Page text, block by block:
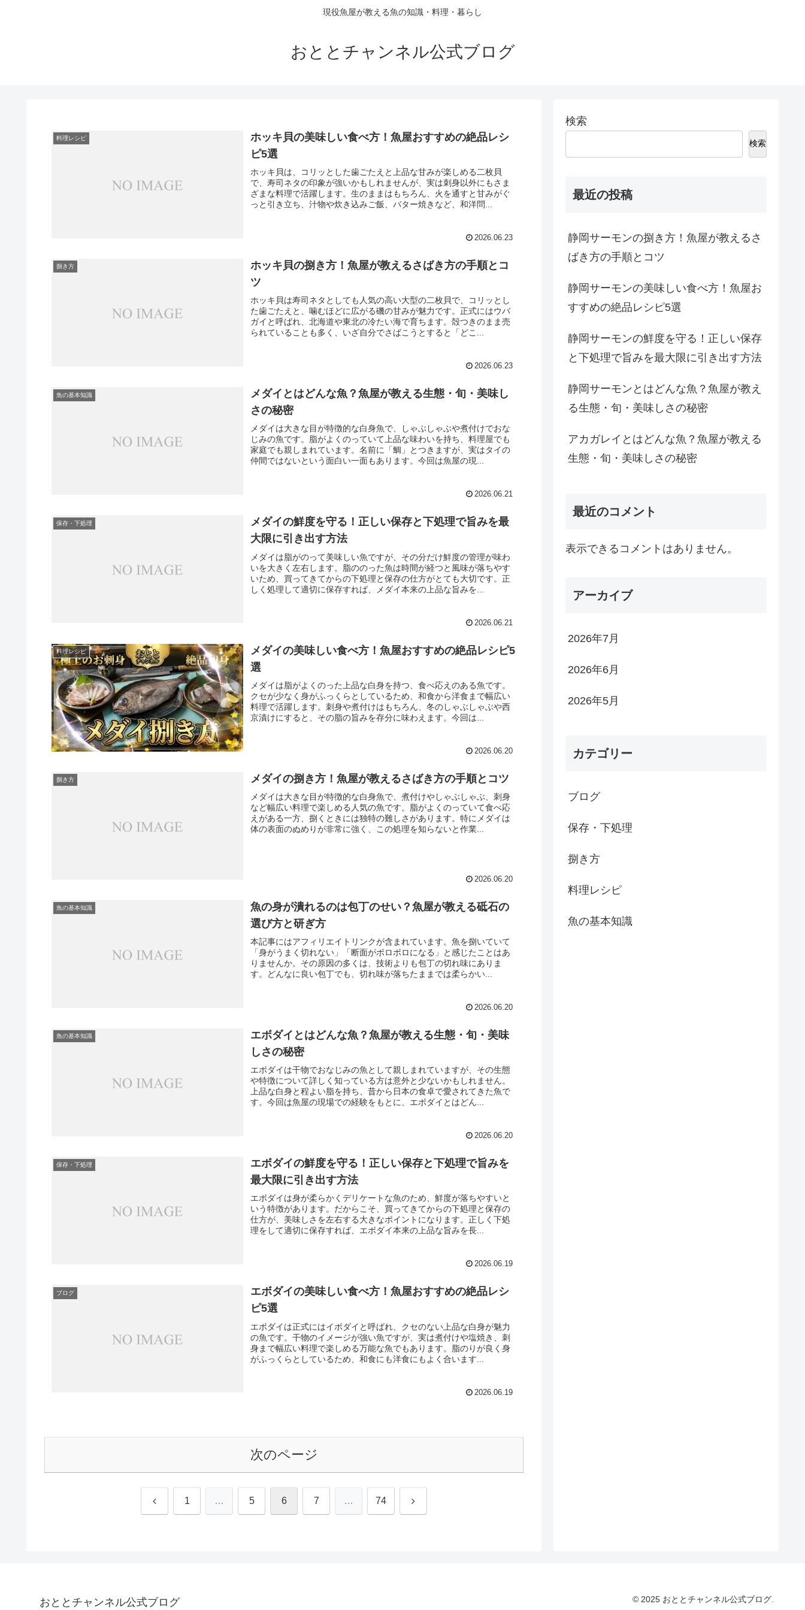
現役魚屋が教える魚の知識・料理・暮らし
おととチャンネル公式ブログ
料理レシピ
ホッキ貝の美味しい食べ方！魚屋おすすめの絶品レシ
ピ5選
ホッキ貝は、コリッとした歯ごたえと上品な甘みが楽しめる二枚貝
で、寿司ネタの印象が強いかもしれませんが、実は刺身以外にもさま
ざまな料理で活躍します。生のままはもちろん、火を通すと甘みがぐ
っと引き立ち、汁物や炊き込みご飯、バター焼きなど、和洋問...
2026.06.23
捌き方
ホッキ貝の捌き方！魚屋が教えるさばき方の手順とコ
ツ
ホッキ貝は寿司ネタとしても人気の高い大型の二枚貝で、コリッとし
た歯ごたえと、噛むほどに広がる磯の甘みが魅力です。正式にはウバ
ガイと呼ばれ、北海道や東北の冷たい海で育ちます。殻つきのまま売
られていることも多く、いざ自分でさばこうとすると「どこ...
2026.06.23
魚の基本知識
メダイとはどんな魚？魚屋が教える生態・旬・美味し
さの秘密
メダイは大きな目が特徴的な白身魚で、しゃぶしゃぶや煮付けでおな
じみの魚です。脂がよくのっていて上品な味わいを持ち、料理屋でも
家庭でも親しまれています。名前に「鯛」とつきますが、実はタイの
仲間ではないという面白い一面もあります。今回は魚屋の現...
2026.06.21
保存・下処理
メダイの鮮度を守る！正しい保存と下処理で旨みを最
大限に引き出す方法
メダイは脂がのって美味しい魚ですが、その分だけ鮮度の管理が味わ
いを大きく左右します。脂ののった魚は時間が経つと風味が落ちやす
いため、買ってきてからの下処理と保存の仕方がとても大切です。正
しく処理して適切に保存すれば、メダイ本来の上品な旨みを...
2026.06.21
料理レシピ
メダイの美味しい食べ方！魚屋おすすめの絶品レシピ5
選
メダイは脂がよくのった上品な白身を持つ、食べ応えのある魚です。
クセが少なく身がふっくらとしているため、和食から洋食まで幅広い
料理で活躍します。刺身や煮付けはもちろん、冬のしゃぶしゃぶや西
京漬けにすると、その脂の旨みを存分に味わえます。今回は...
2026.06.20
捌き方 メダイの捌き方！魚屋が教えるさばき方の手順とコツ
メダイは大きな目が特徴的な白身魚で、煮付けやしゃぶしゃぶ、刺身
など幅広い料理で楽しめる人気の魚です。脂がよくのっていて食べ応
えがある一方、捌くときには独特の難しさがあります。特にメダイは
体の表面のぬめりが非常に強く、この処理を知らないと作業...
2026.06.20
魚の基本知識
魚の身が潰れるのは包丁のせい？魚屋が教える砥石の
選び方と研ぎ方
本記事にはアフィリエイトリンクが含まれています。魚を捌いていて
「身がうまく切れない」「断面がボロボロになる」と感じたことはあ
りませんか。その原因の多くは、技術よりも包丁の切れ味にありま
す。どんなに良い包丁でも、切れ味が落ちたままでは柔らかい...
2026.06.20
魚の基本知識
エボダイとはどんな魚？魚屋が教える生態・旬・美味
しさの秘密
エボダイは干物でおなじみの魚として親しまれていますが、その生態
や特徴について詳しく知っている方は意外と少ないかもしれません。
上品な白身と程よい脂を持ち、昔から日本の食卓で愛されてきた魚で
す。今回は魚屋の現場での経験をもとに、エボダイとはどん...
2026.06.20
保存・下処理
エボダイの鮮度を守る！正しい保存と下処理で旨みを
最大限に引き出す方法
エボダイは身が柔らかくデリケートな魚のため、鮮度が落ちやすいと
いう特徴があります。だからこそ、買ってきてからの下処理と保存の
仕方が、美味しさを左右する大きなポイントになります。正しく下処
理をして適切に保存すれば、エボダイ本来の上品な旨みを長...
2026.06.19
ブログ
エボダイの美味しい食べ方！魚屋おすすめの絶品レシ
ピ5選
エボダイは正式にはイボダイと呼ばれ、クセのない上品な白身が魅力
の魚です。干物のイメージが強い魚ですが、実は煮付けや塩焼き、刺
身まで幅広い料理で楽しめる万能な魚でもあります。脂のりが良く身
がふっくらとしているため、和食にも洋食にもよく合います...
2026.06.19
次のページ
前 1 … 5 6 7 … 74 次
検索
検索
最近の投稿
静岡サーモンの捌き方！魚屋が教えるさ
ばき方の手順とコツ
静岡サーモンの美味しい食べ方！魚屋お
すすめの絶品レシピ5選
静岡サーモンの鮮度を守る！正しい保存
と下処理で旨みを最大限に引き出す方法
静岡サーモンとはどんな魚？魚屋が教え
る生態・旬・美味しさの秘密
アカガレイとはどんな魚？魚屋が教える
生態・旬・美味しさの秘密
最近のコメント
表示できるコメントはありません。
アーカイブ
2026年7月
2026年6月
2026年5月
カテゴリー
ブログ
保存・下処理
捌き方
料理レシピ
魚の基本知識
おととチャンネル公式ブログ © 2025 おととチャンネル公式ブログ.